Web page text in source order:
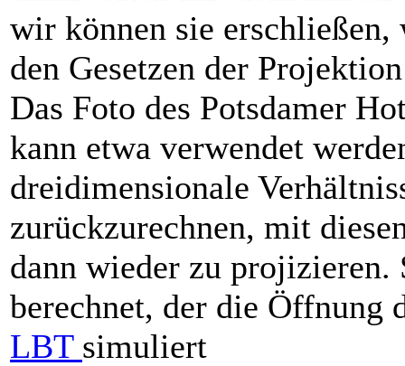
wir können sie
den Gesetzen der
Das Foto des Potsdamer
kann etwa verwendet
dreidimensionale
zurückzurechnen, mit
dann wieder zu
berechnet, der die Öffnung
LBT simuliert